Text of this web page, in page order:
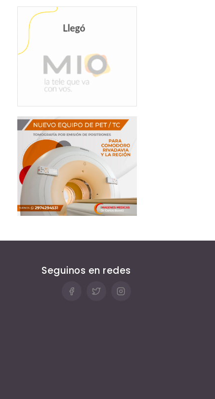
Seguinos en redes